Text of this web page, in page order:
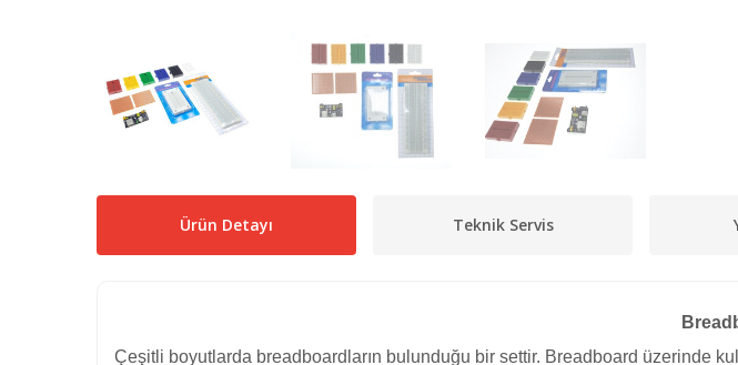
Ürün Detayı Teknik Servis
Çeşitli boyutlarda breadboardların bulunduğu bir settir. Breadboard üzerinde